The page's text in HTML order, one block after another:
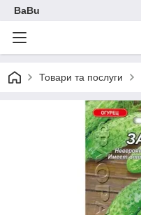
BaBu
Товари та послуги